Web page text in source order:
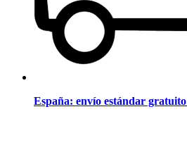
España: envío estándar gratuito